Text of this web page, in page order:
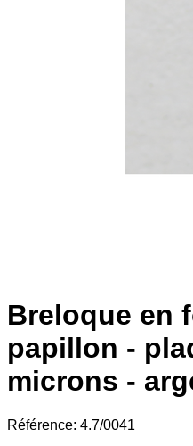
Breloque en
papillon -
microns -
Référence: 4.7/0041